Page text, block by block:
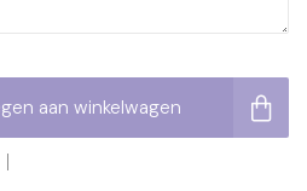
aan winkelwagen